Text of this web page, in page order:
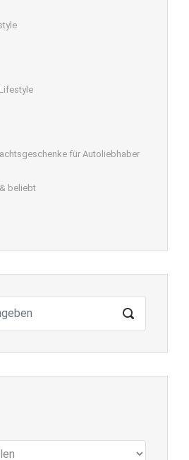
für Autoliebhaber
beliebt